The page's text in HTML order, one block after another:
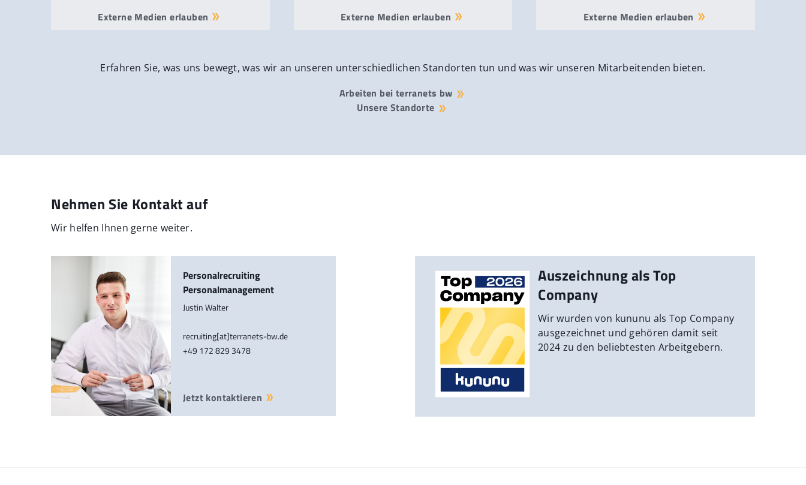
Externe Medien erlauben Externe Medien erlauben Externe Medien erlauben
Erfahren Sie, was uns bewegt, was wir an unseren unterschiedlichen Standorten tun und was wir unseren Mitarbeitenden bieten.
Arbeiten bei terranets bw
Unsere Standorte
Nehmen Sie Kontakt auf
Wir helfen Ihnen gerne weiter.
Personalrecruiting
Personalmanagement
Justin Walter
recruiting[at]terranets-bw.de
+49 172 829 3478
Jetzt kontaktieren
Auszeichnung als Top
Company
Wir wurden von kununu als Top Company
ausgezeichnet und gehören damit seit
2024 zu den beliebtesten Arbeitgebern.